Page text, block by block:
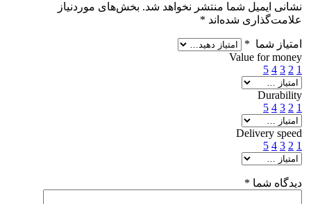
نشانی ایمیل شما منتشر نخواهد شد. بخش‌های موردنیاز
علامت‌گذاری شده‌اند *
امتیاز شما *
Value for money
1
2
3
4
5
Durability
1
2
3
4
5
Delivery speed
1
2
3
4
5
دیدگاه شما *